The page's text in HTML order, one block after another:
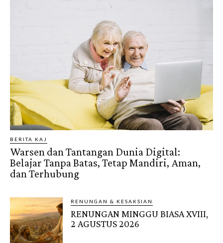
BERITA KAJ
Warsen dan Tantangan Dunia Digital:
Belajar Tanpa Batas, Tetap Mandiri, Aman,
dan Terhubung
RENUNGAN & KESAKSIAN
RENUNGAN MINGGU BIASA XVIII,
2 AGUSTUS 2026